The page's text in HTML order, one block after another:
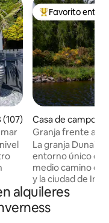
promedio: 4.98 de
(107)
un
Favorito entre
Favorito entre
Casa de campo
s
Granja frente al
lago Ness
La granja
entorno único en
medio camino
y la ciudad de
cualquier
histórica finca de
ubicación aislada
alquileres